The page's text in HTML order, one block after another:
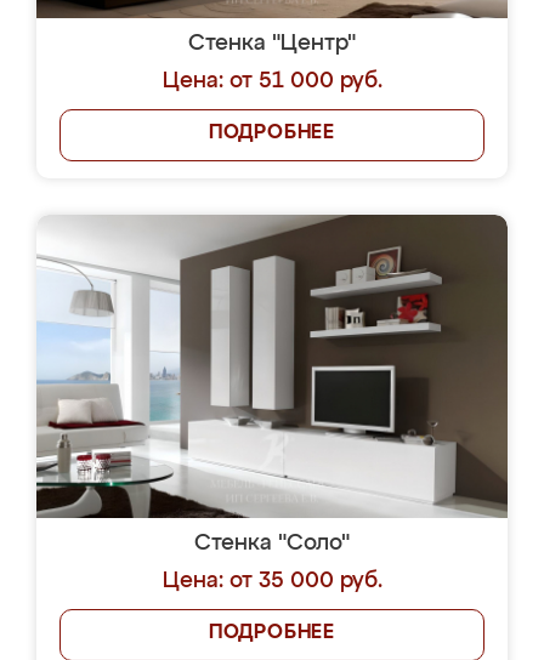
Стенка "Центр"
Цена: от 51 000 руб.
ПОДРОБНЕЕ
Стенка "Соло"
Цена: от 35 000 руб.
ПОДРОБНЕЕ